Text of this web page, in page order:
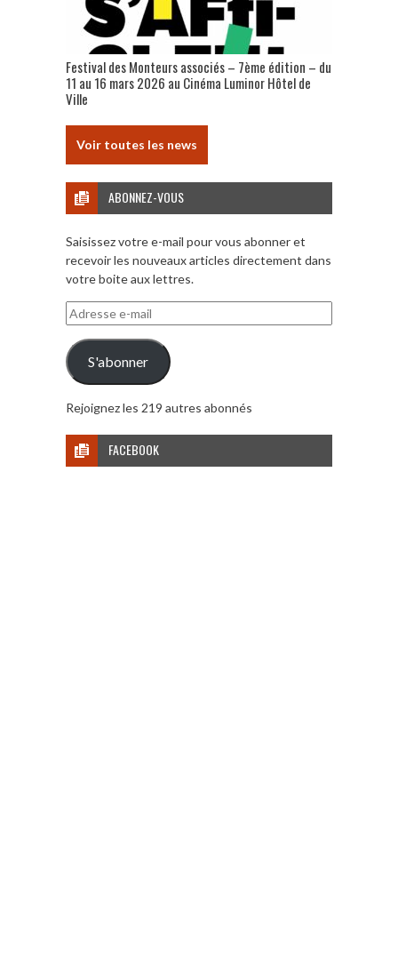
Festival des Monteurs associés – 7ème édition – du
11 au 16 mars 2026 au Cinéma Luminor Hôtel de
Ville
Voir toutes les news
ABONNEZ-VOUS
Saisissez votre e-mail pour vous abonner et
recevoir les nouveaux articles directement dans
votre boite aux lettres.
Adresse
e-
mail
S'abonner
Rejoignez les 219 autres abonnés
FACEBOOK